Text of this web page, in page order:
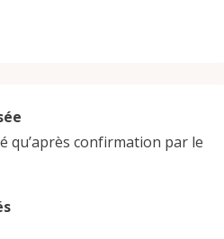
qu’après confirmation par le